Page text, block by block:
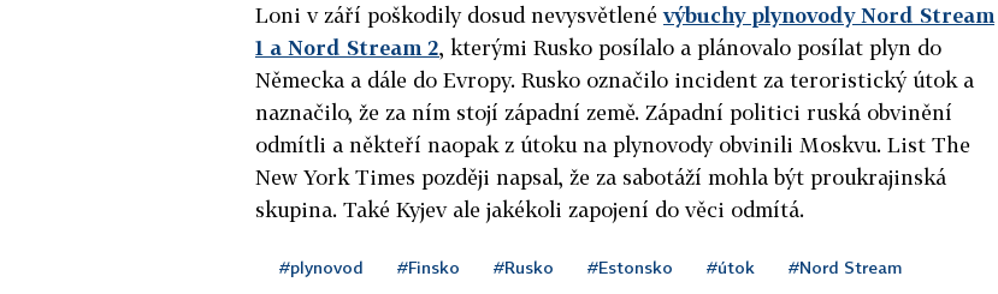
Loni v září poškodily dosud nevysvětlenévýbuchy plynovody Nord Stream
1 a Nord Stream 2, kterými Rusko posílalo a plánovalo posílat plyn do
Německa a dále do Evropy. Rusko označilo incident za teroristický útok a
naznačilo, že za ním stojí západní země. Západní politici ruská obvinění
odmítli a někteří naopak z útoku na plynovody obvinili Moskvu. List The
New York Times později napsal, že za sabotáží mohla být proukrajinská
skupina. Také Kyjev ale jakékoli zapojení do věci odmítá.
#plynovod #Finsko #Rusko #Estonsko #útok #Nord Stream